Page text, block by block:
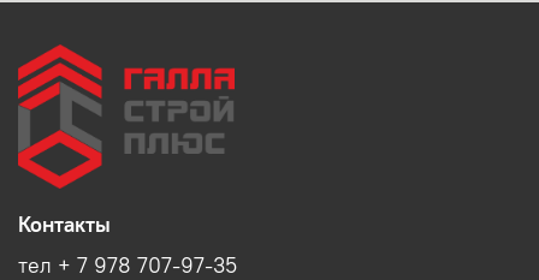
Контакты
тел + 7 978 707-97-35